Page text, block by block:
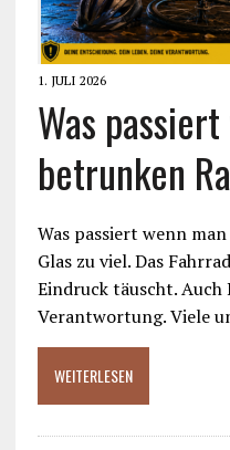
1. JULI 2026
Was
betrunken
Was passiert wenn
Glas zu viel. Das
Eindruck täuscht. Auch
Verantwortung. Viele
WEITERLESEN